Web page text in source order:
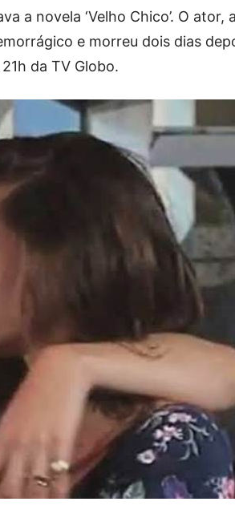
a novela ‘Velho Chico’. O ator,
e morreu dois dias
da TV Globo.